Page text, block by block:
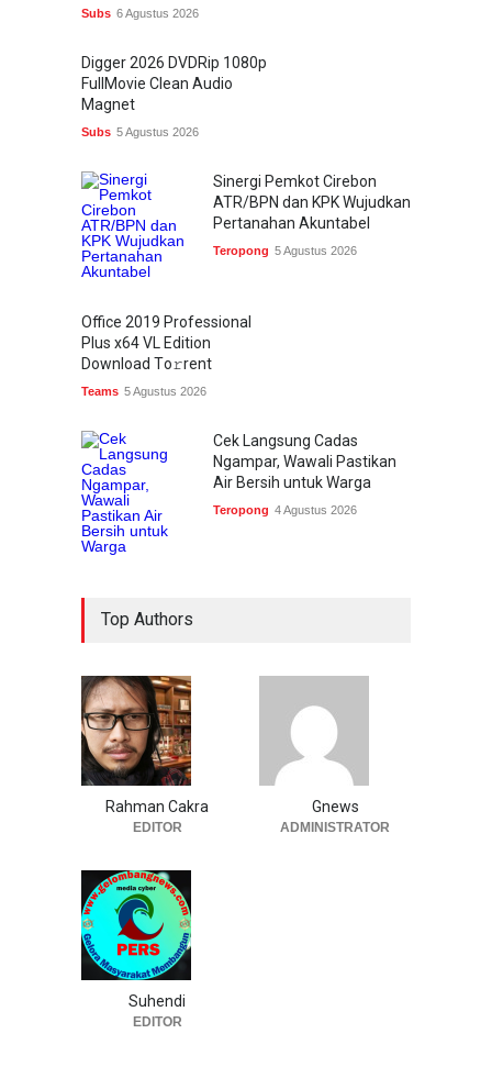
Subs 6 Agustus 2026
Digger 2026 DVDRip 1080p
FullMovie Clean Audio
Magnet
Subs 5 Agustus 2026
Sinergi Pemkot Cirebon
ATR/BPN dan KPK Wujudkan
Pertanahan Akuntabel
Teropong 5 Agustus 2026
Office 2019 Professional
Plus x64 VL Edition
Dоwnlоad Tо𝚛rеnt
Teams 5 Agustus 2026
Cek Langsung Cadas
Ngampar, Wawali Pastikan
Air Bersih untuk Warga
Teropong 4 Agustus 2026
Top Authors
Rahman Cakra
EDITOR
Gnews
ADMINISTRATOR
Suhendi
EDITOR